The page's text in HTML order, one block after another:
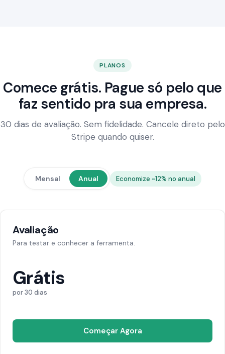
PLANOS
Comece grátis. Pague só pelo que
faz sentido pra sua empresa.
30 dias de avaliação. Sem fidelidade. Cancele direto pelo
Stripe quando quiser.
Mensal Anual Economize ~12% no anual
Avaliação
Para testar e conhecer a ferramenta.
Grátis
por 30 dias
Começar Agora